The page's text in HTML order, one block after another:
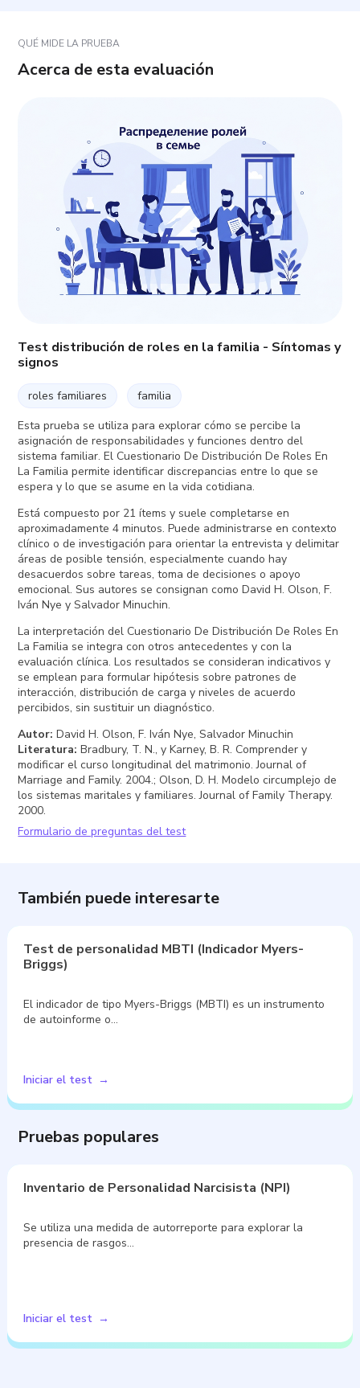
QUÉ MIDE LA PRUEBA
Acerca de esta evaluación
Test distribución de roles en la familia - Síntomas y
signos
roles familiares
familia
Esta prueba se utiliza para explorar cómo se percibe la
asignación de responsabilidades y funciones dentro del
sistema familiar. El Cuestionario De Distribución De Roles En
La Familia permite identificar discrepancias entre lo que se
espera y lo que se asume en la vida cotidiana.
Está compuesto por 21 ítems y suele completarse en
aproximadamente 4 minutos. Puede administrarse en contexto
clínico o de investigación para orientar la entrevista y delimitar
áreas de posible tensión, especialmente cuando hay
desacuerdos sobre tareas, toma de decisiones o apoyo
emocional. Sus autores se consignan como David H. Olson, F.
Iván Nye y Salvador Minuchin.
La interpretación del Cuestionario De Distribución De Roles En
La Familia se integra con otros antecedentes y con la
evaluación clínica. Los resultados se consideran indicativos y
se emplean para formular hipótesis sobre patrones de
interacción, distribución de carga y niveles de acuerdo
percibidos, sin sustituir un diagnóstico.
Autor: David H. Olson, F. Iván Nye, Salvador Minuchin
Literatura: Bradbury, T. N., y Karney, B. R. Comprender y
modificar el curso longitudinal del matrimonio. Journal of
Marriage and Family. 2004.; Olson, D. H. Modelo circumplejo de
los sistemas maritales y familiares. Journal of Family Therapy.
2000.
Formulario de preguntas del test
También puede interesarte
Test de personalidad MBTI (Indicador Myers-
Briggs)
El indicador de tipo Myers-Briggs (MBTI) es un instrumento
de autoinforme o…
Iniciar el test
Pruebas populares
Inventario de Personalidad Narcisista (NPI)
Se utiliza una medida de autorreporte para explorar la
presencia de rasgos…
Iniciar el test